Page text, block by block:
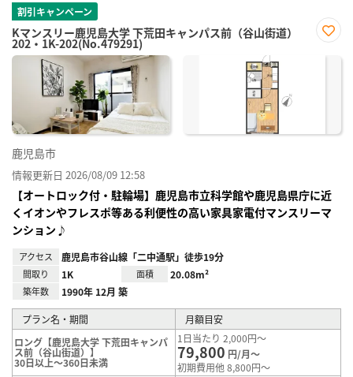
割引キャンペーン
Kマンスリー鹿児島大学 下荒田キャンパス前（谷山街道）
202・1K-202(No.479291)
に入
鹿児島市
情報更新日 2026/08/09 12:58
【オートロック付・駐輪場】鹿児島市立科学館や鹿児島県庁に近
くイオンやフレスポ等ある利便性の高い家具家電付マンスリーマ
ンション♪
アクセス 鹿児島市谷山線「二中通駅」徒歩19分
間取り 1K 面積 20.08m²
築年数 1990年 12月 築
プラン名・期間
月額目安
ロング【鹿児島大学 下荒田キャンパ
ス前（谷山街道）】
30日以上～360日未満
1日当たり 2,000円～
79,800 円/月～
初期費用他 8,800円～